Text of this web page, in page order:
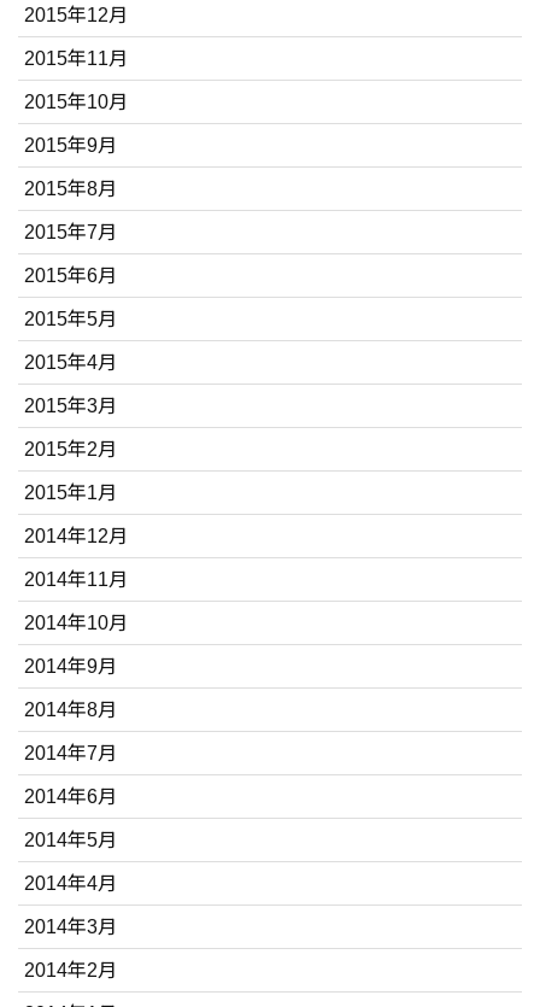
2015年12月
2015年11月
2015年10月
2015年9月
2015年8月
2015年7月
2015年6月
2015年5月
2015年4月
2015年3月
2015年2月
2015年1月
2014年12月
2014年11月
2014年10月
2014年9月
2014年8月
2014年7月
2014年6月
2014年5月
2014年4月
2014年3月
2014年2月